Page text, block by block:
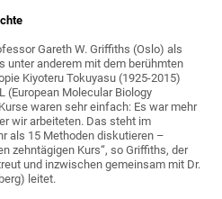
Gareth W. Griffiths (Oslo) als
unter anderem mit dem berühmten
Kiyoteru Tokuyasu (1925-2015)
(European Molecular Biology
waren sehr einfach: Es war mehr
wir arbeiteten. Das steht im
als 15 Methoden diskutieren –
zehntägigen Kurs“, so Griffiths, der
und inzwischen gemeinsam mit Dr.
leitet.